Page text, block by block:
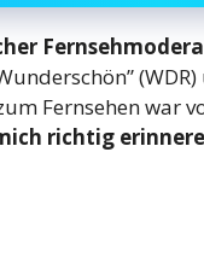
Fernsehen war
richtig